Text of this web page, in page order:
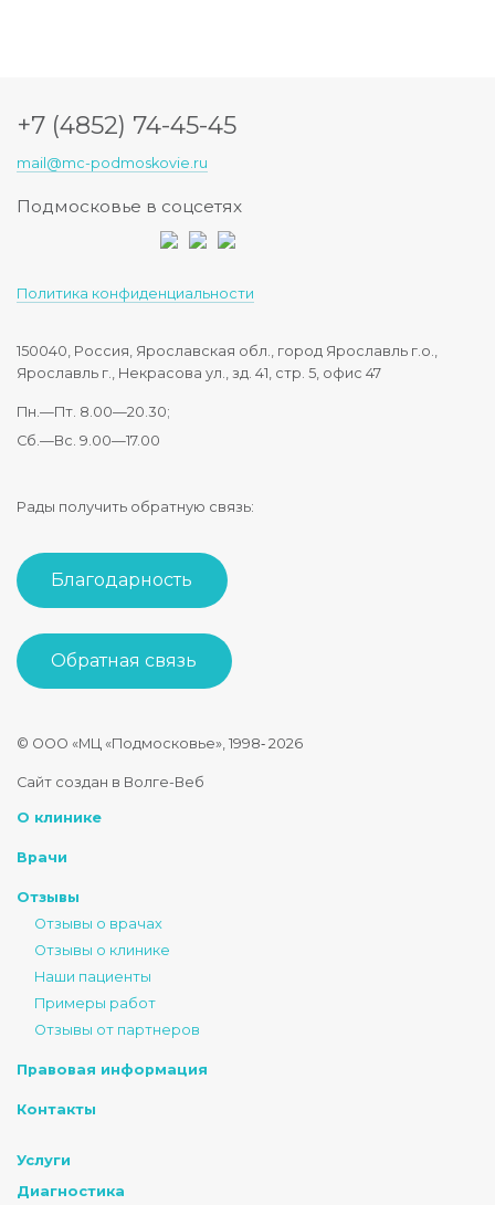
+7 (4852) 74-45-45
mail@mc-podmoskovie.ru
Подмосковье в соцсетях
Политика конфиденциальности
150040, Россия, Ярославская обл., город Ярославль г.о.,
Ярославль г., Некрасова ул., зд. 41, стр. 5, офис 47
Пн.—Пт. 8.00—20.30;
Сб.—Вс. 9.00—17.00
Рады получить обратную связь:
Благодарность
Обратная связь
© ООО «МЦ «Подмосковье», 1998‑ 2026
Стоматология Подмосковье
+7 4852 74-45-45
Сайт создан в Волге-Веб
О клинике
Врачи
Отзывы
Отзывы о врачах
Отзывы о клинике
Наши пациенты
Примеры работ
Отзывы от партнеров
Правовая информация
Контакты
Услуги
Диагностика